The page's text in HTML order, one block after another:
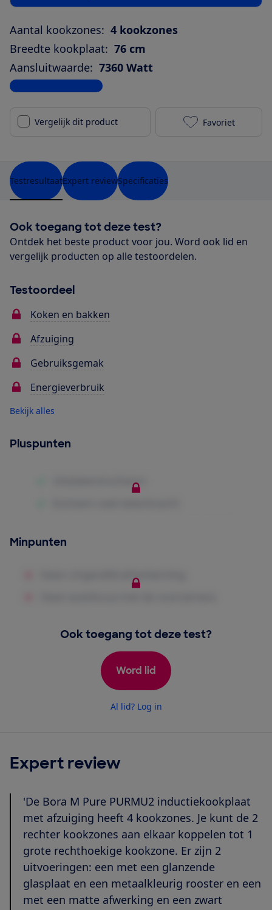
Aantal kookzones: 4 kookzones
Breedte kookplaat: 76 cm
Aansluitwaarde: 7360 Watt
Bekijk alle specificaties
Vergelijk dit product Bora M Pure
Favoriet
TestresultaatExpert reviewSpecificaties
Ook toegang tot deze test?
Ontdek het beste product voor jou. Word ook lid en
vergelijk producten op alle testoordelen.
Testoordeel
Koken en bakken
Afzuiging
Gebruiksgemak
Energieverbruik
Bekijk alles
Pluspunten
Minpunten
Ook toegang tot deze test?
Word lid
Al lid? Log in
Expert review
'De Bora M Pure PURMU2 inductiekookplaat
met afzuiging heeft 4 kookzones. Je kunt de 2
rechter kookzones aan elkaar koppelen tot 1
grote rechthoekige kookzone. Er zijn 2
uitvoeringen: een met een glanzende
glasplaat en een metaalkleurig rooster en een
met een matte afwerking en een zwart